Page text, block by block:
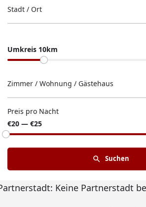
Stadt / Ort
Umkreis 10km
Zimmer / Wohnung / Gästehaus
Preis pro Nacht
€20 — €25
Suchen
Keine Partnerstadt